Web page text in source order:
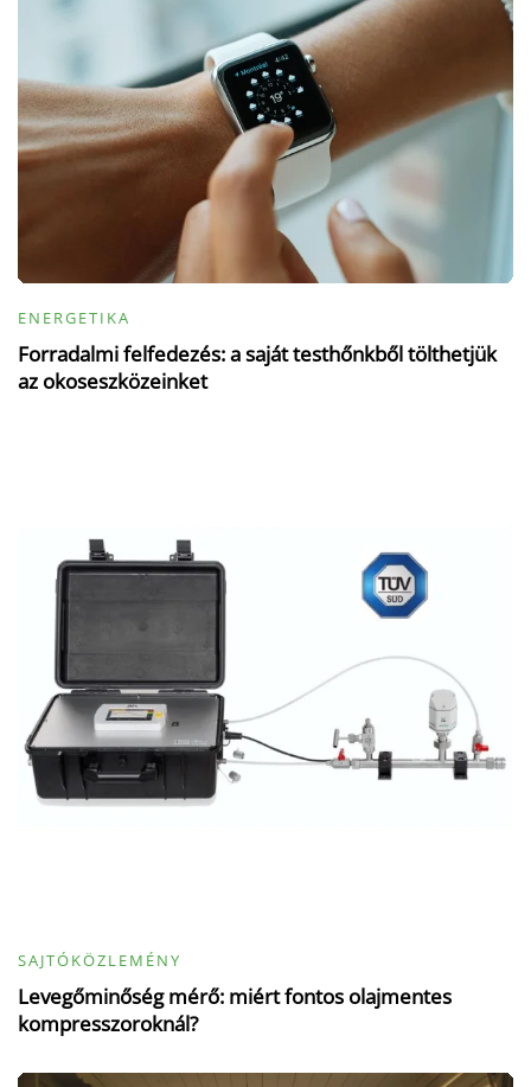
ENERGETIKA
Forradalmi felfedezés: a saját testhőnkből tölthetjük
az okoseszközeinket
SAJTÓKÖZLEMÉNY
Levegőminőség mérő: miért fontos olajmentes
kompresszoroknál?